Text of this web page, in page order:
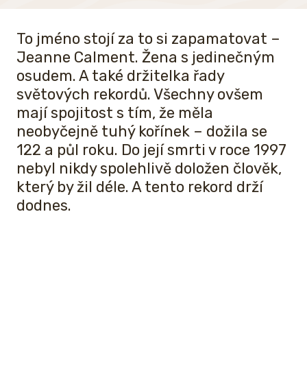
To jméno stojí za to si zapamatovat –
Jeanne Calment. Žena s jedinečným
osudem. A také držitelka řady
světových rekordů. Všechny ovšem
mají spojitost s tím, že měla
neobyčejně tuhý kořínek – dožila se
122 a půl roku. Do její smrti v roce 1997
nebyl nikdy spolehlivě doložen člověk,
který by žil déle. A tento rekord drží
dodnes.